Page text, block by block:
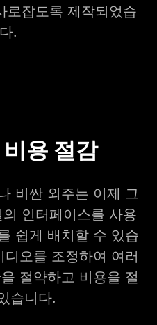
잡도록 제작되었습
.
용 절감
비싼 외주는 이제 그
인터페이스를 사용
쉽게 배치할 수 있습
오를 조정하여 여러
절약하고 비용을 절
습니다.